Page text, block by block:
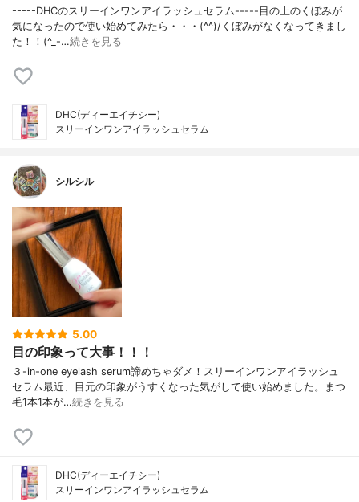
-----DHCのスリーインワンアイラッシュセラム-----目の上のくぼみが
気になったので使い始めてみたら・・・(^^)/くぼみがなくなってきまし
た！！(^_-…続きを見る
DHC(ディーエイチシー)
スリーインワンアイラッシュセラム
シルシル
5.00
目の印象って大事！！！
３-in-one eyelash serum諦めちゃダメ！スリーインワンアイラッシュ
セラム最近、目元の印象がうすくなった気がして使い始めました。まつ
毛1本1本が…続きを見る
DHC(ディーエイチシー)
スリーインワンアイラッシュセラム